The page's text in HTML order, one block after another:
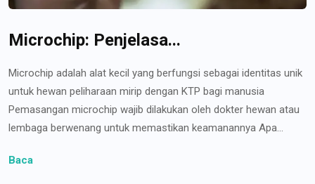
Microchip: Penjelasa...
Microchip adalah alat kecil yang berfungsi sebagai identitas unik
untuk hewan peliharaan mirip dengan KTP bagi manusia
Pemasangan microchip wajib dilakukan oleh dokter hewan atau
lembaga berwenang untuk memastikan keamanannya Apa...
Baca